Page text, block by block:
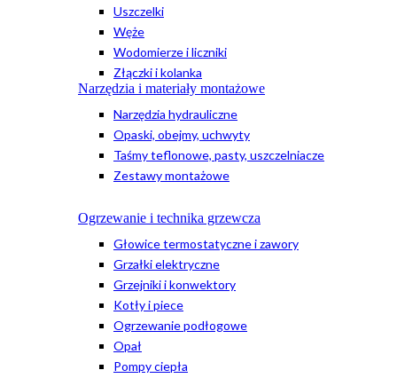
Uszczelki
Węże
Wodomierze i liczniki
Złączki i kolanka
Narzędzia i materiały montażowe
Narzędzia hydrauliczne
Opaski, obejmy, uchwyty
Taśmy teflonowe, pasty, uszczelniacze
Zestawy montażowe
Ogrzewanie i technika grzewcza
Głowice termostatyczne i zawory
Grzałki elektryczne
Grzejniki i konwektory
Kotły i piece
Ogrzewanie podłogowe
Opał
Pompy ciepła